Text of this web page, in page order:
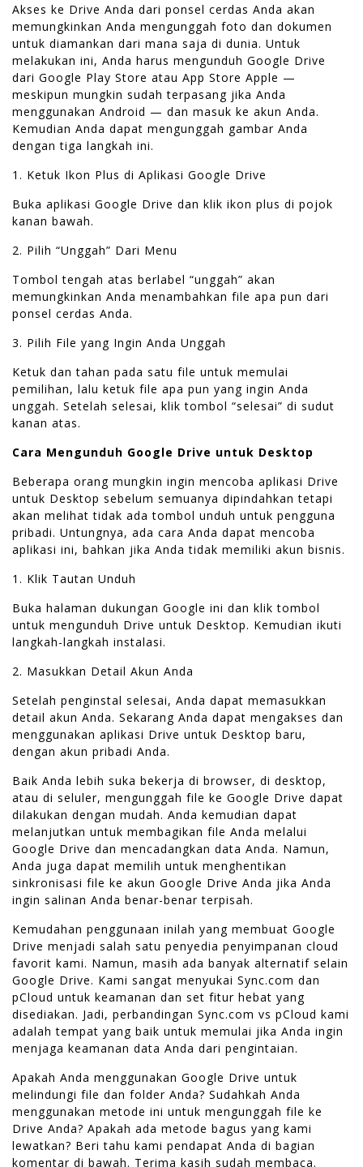
Akses ke Drive Anda dari ponsel cerdas Anda akan
memungkinkan Anda mengunggah foto dan dokumen
untuk diamankan dari mana saja di dunia. Untuk
melakukan ini, Anda harus mengunduh Google Drive
dari Google Play Store atau App Store Apple —
meskipun mungkin sudah terpasang jika Anda
menggunakan Android — dan masuk ke akun Anda.
Kemudian Anda dapat mengunggah gambar Anda
dengan tiga langkah ini.
1. Ketuk Ikon Plus di Aplikasi Google Drive
Buka aplikasi Google Drive dan klik ikon plus di pojok
kanan bawah.
2. Pilih “Unggah” Dari Menu
Tombol tengah atas berlabel “unggah” akan
memungkinkan Anda menambahkan file apa pun dari
ponsel cerdas Anda.
3. Pilih File yang Ingin Anda Unggah
Ketuk dan tahan pada satu file untuk memulai
pemilihan, lalu ketuk file apa pun yang ingin Anda
unggah. Setelah selesai, klik tombol “selesai” di sudut
kanan atas.
Cara Mengunduh Google Drive untuk Desktop
Beberapa orang mungkin ingin mencoba aplikasi Drive
untuk Desktop sebelum semuanya dipindahkan tetapi
akan melihat tidak ada tombol unduh untuk pengguna
pribadi. Untungnya, ada cara Anda dapat mencoba
aplikasi ini, bahkan jika Anda tidak memiliki akun bisnis.
1. Klik Tautan Unduh
Buka halaman dukungan Google ini dan klik tombol
untuk mengunduh Drive untuk Desktop. Kemudian ikuti
langkah-langkah instalasi.
2. Masukkan Detail Akun Anda
Setelah penginstal selesai, Anda dapat memasukkan
detail akun Anda. Sekarang Anda dapat mengakses dan
menggunakan aplikasi Drive untuk Desktop baru,
dengan akun pribadi Anda.
Baik Anda lebih suka bekerja di browser, di desktop,
atau di seluler, mengunggah file ke Google Drive dapat
dilakukan dengan mudah. Anda kemudian dapat
melanjutkan untuk membagikan file Anda melalui
Google Drive dan mencadangkan data Anda. Namun,
Anda juga dapat memilih untuk menghentikan
sinkronisasi file ke akun Google Drive Anda jika Anda
ingin salinan Anda benar-benar terpisah.
Kemudahan penggunaan inilah yang membuat Google
Drive menjadi salah satu penyedia penyimpanan cloud
favorit kami. Namun, masih ada banyak alternatif selain
Google Drive. Kami sangat menyukai Sync.com dan
pCloud untuk keamanan dan set fitur hebat yang
disediakan. Jadi, perbandingan Sync.com vs pCloud kami
adalah tempat yang baik untuk memulai jika Anda ingin
menjaga keamanan data Anda dari pengintaian.
Apakah Anda menggunakan Google Drive untuk
melindungi file dan folder Anda? Sudahkah Anda
menggunakan metode ini untuk mengunggah file ke
Drive Anda? Apakah ada metode bagus yang kami
lewatkan? Beri tahu kami pendapat Anda di bagian
komentar di bawah. Terima kasih sudah membaca.